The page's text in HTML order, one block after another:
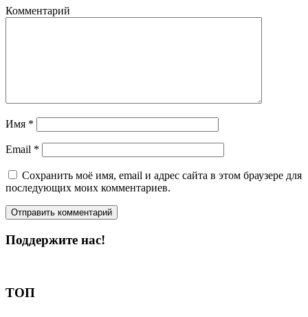
Комментарий
Имя *
Email *
Сохранить моё имя, email и адрес сайта в этом браузере для
последующих моих комментариев.
Поддержите нас!
ТОП